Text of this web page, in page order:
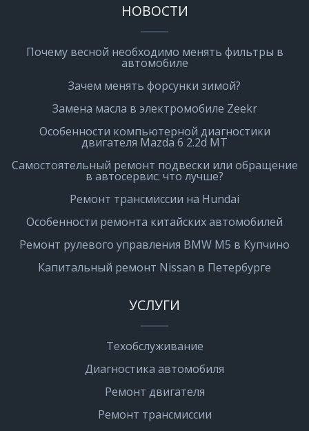
НОВОСТИ
Почему весной необходимо менять фильтры в
автомобиле
Зачем менять форсунки зимой?
Замена масла в электромобиле Zeekr
Особенности компьютерной диагностики
двигателя Mazda 6 2.2d MT
Самостоятельный ремонт подвески или обращение
в автосервис: что лучше?
Ремонт трансмиссии на Hundai
Особенности ремонта китайских автомобилей
Ремонт рулевого управления BMW M5 в Купчино
Капитальный ремонт Nissan в Петербурге
УСЛУГИ
Техобслуживание
Диагностика автомобиля
Ремонт двигателя
Ремонт трансмиссии